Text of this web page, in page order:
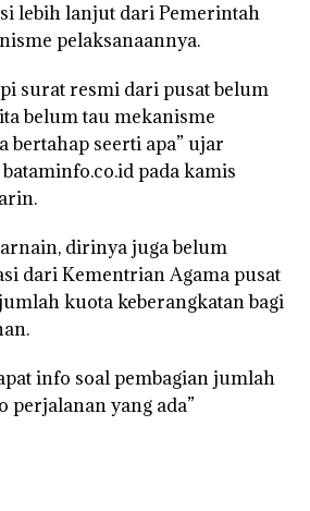
lebih lanjut dari Pemerintah
pelaksanaannya.
surat resmi dari pusat belum
belum tau mekanisme
bertahap seerti apa” ujar
pada kamis
dirinya juga belum
dari Kementrian Agama pusat
kuota keberangkatan bagi
info soal pembagian jumlah
perjalanan yang ada”